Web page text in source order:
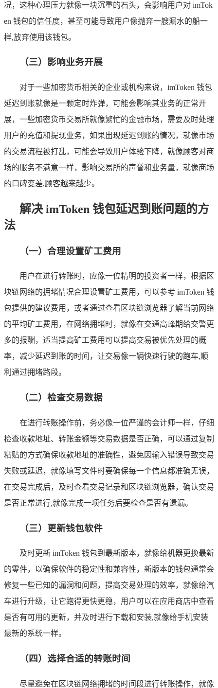
况，这种心理压力就像一块沉重的石头，会影响用户对 imTok
en 钱包的信任度，甚至可能导致用户像抛弃一艘漏水的船一
样,放弃使用该钱包。
（三）影响业务开展
对于一些加密货币相关的企业或机构来说，imToken 钱包
延迟到账就像是一颗定时炸弹，可能会影响其业务的正常开
展，一些加密货币交易所就像繁忙的金融市场，需要及时处理
用户的充值和提现业务，如果出现延迟到账的情况，就像市场
的交易流程被打乱，可能会导致用户体验下降，就像顾客对商
场的服务不满意一样，影响交易所的声誉和业务量，就像商场
的口碑变差,顾客越来越少。
解决 imToken 钱包延迟到账问题的方
法
（一）合理设置矿工费用
用户在进行转账时，应像一位精明的投资者一样，根据区
块链网络的拥堵情况合理设置矿工费用，可以参考 imToken 钱
包提供的建议费用，或者通过查看区块链浏览器了解当前网络
的平均矿工费用，在网络拥堵时，就像在交通高峰期给交警更
多的报酬，适当提高矿工费用可以提高交易被优先处理的概
率，减少延迟到账的时间，让交易像一辆快速行驶的跑车,顺
利通过拥堵路段。
（二）检查交易数据
在进行转账操作前，务必像一位严谨的会计师一样，仔细
检查收款地址、转账金额等交易数据是否正确，可以通过复制
粘贴的方式确保收款地址的准确性，避免因输入错误导致交易
失败或延迟，就像填写文件时要确保每一个信息都准确无误，
在交易完成后，及时查看交易记录和区块链浏览器，确认交易
是否正常进行,就像完成一项任务后要检查是否有遗漏。
（三）更新钱包软件
及时更新 imToken 钱包到最新版本，就像给机器更换最新
的零件，以确保软件的稳定性和兼容性，新版本的钱包通常会
修复一些已知的漏洞和问题，提高交易处理的效率，就像给汽
车进行升级，让它跑得更快更稳，用户可以在应用商店中查看
是否有可用的更新，并及时进行下载和安装,就像给手机安装
最新的系统一样。
（四）选择合适的转账时间
尽量避免在区块链网络拥堵的时间段进行转账操作，就像